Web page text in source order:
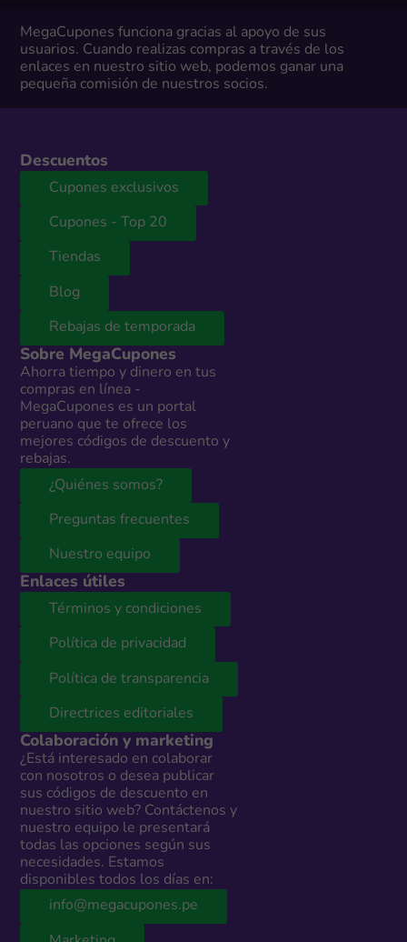
MegaCupones funciona gracias al apoyo de sus
usuarios. Cuando realizas compras a través de los
enlaces en nuestro sitio web, podemos ganar una
pequeña comisión de nuestros socios.
Descuentos
Cupones exclusivos
Cupones - Top 20
Tiendas
Blog
Rebajas de temporada
Sobre MegaCupones
Ahorra tiempo y dinero en tus
compras en línea -
MegaCupones es un portal
peruano que te ofrece los
mejores códigos de descuento y
rebajas.
¿Quiénes somos?
Preguntas frecuentes
Nuestro equipo
Enlaces útiles
Términos y condiciones
Política de privacidad
Política de transparencia
Directrices editoriales
Colaboración y marketing
¿Está interesado en colaborar
con nosotros o desea publicar
sus códigos de descuento en
nuestro sitio web? Contáctenos y
nuestro equipo le presentará
todas las opciones según sus
necesidades. Estamos
disponibles todos los días en:
info@megacupones.pe